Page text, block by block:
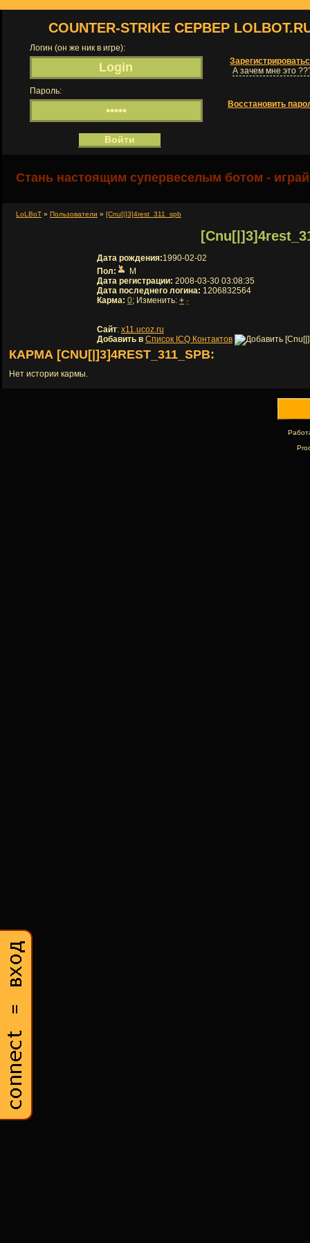
COUNTER-STRIKE СЕРВЕР
Логин (он же ник в игре):
А зачем мне это
Пароль:
Восстановить
Стань настоящим супервеселым ботом -
LoLBoT » Пользователи » [Cnu[|]3]4rest_311_spb
Дата рождения:1990-02-02
Пол:
М
Дата регистрации: 2008-03-30 03:08:35
Дата последнего логина: 1206832564
Карма: 0; Изменить: + -
Сайт: x11.ucoz.ru
Добавить в Список ICQ Контактов
КАРМА [CNU[|]3]4REST_311_SPB:
Нет истории кармы.